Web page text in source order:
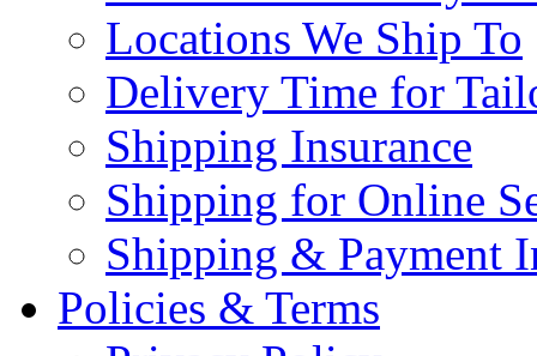
Locations We Ship To
Delivery Time for
Shipping Insurance
Shipping for Online
Shipping & Payment
Policies & Terms